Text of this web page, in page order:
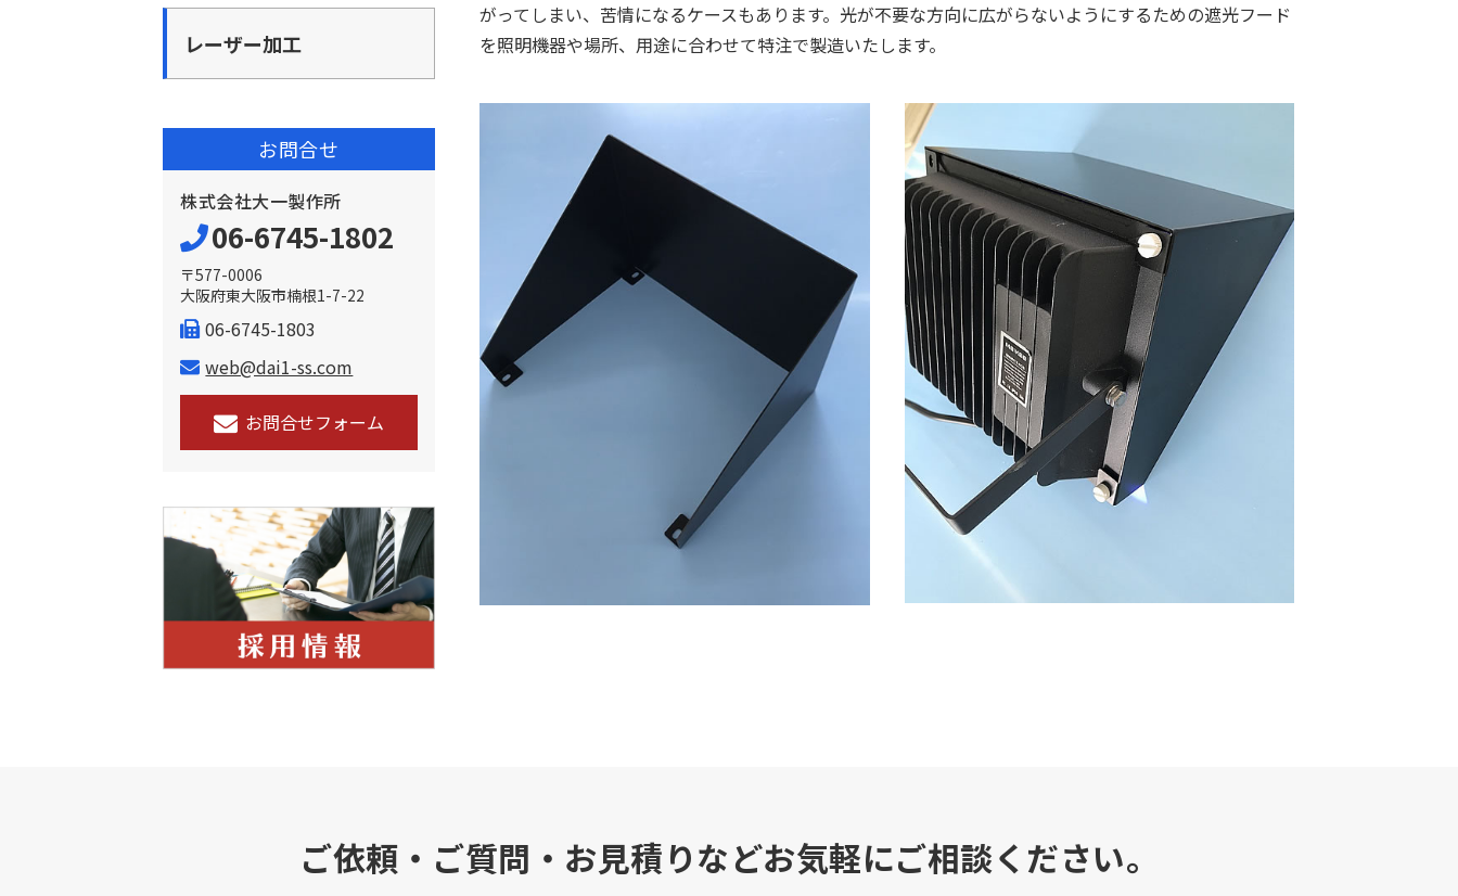
がってしまい、苦情になるケースもあります。光が不要な方向に広がらないようにするための遮光フード
を照明機器や場所、用途に合わせて特注で製造いたします。
レーザー加工
お問合せ
株式会社大一製作所
06-6745-1802
〒577-0006
大阪府東大阪市楠根1-7-22
06-6745-1803
web@dai1-ss.com
お問合せフォーム
ご依頼・ご質問・お見積りなどお気軽にご相談ください。